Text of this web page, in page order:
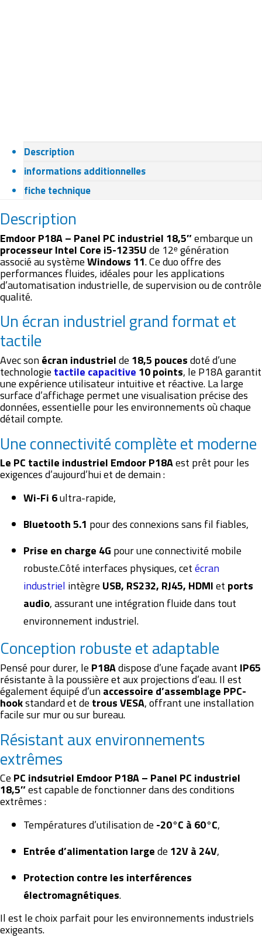
Description
informations additionnelles
fiche technique
Description
Emdoor P18A – Panel PC industriel 18,5″embarque un
processeur Intel Core i5-1235Ude 12ᵉ génération
associé au systèmeWindows 11. Ce duo offre des
performances fluides, idéales pour les applications
d’automatisation industrielle, de supervision ou de contrôle
qualité.
Un écran industriel grand format et
tactile
Avec sonécran industrielde 18,5 poucesdoté d’une
technologie tactile capacitive 10 points, le P18A garantit
une expérience utilisateur intuitive et réactive. La large
surface d’affichage permet une visualisation précise des
données, essentielle pour les environnements où chaque
détail compte.
Une connectivité complète et moderne
Le PC tactile industriel Emdoor P18Aest prêt pour les
exigences d’aujourd’hui et de demain :
Wi-Fi 6ultra-rapide,
Bluetooth 5.1 pour des connexions sans fil fiables,
Prise en charge 4G pour une connectivité mobile
robuste.Côté interfaces physiques, cetécran
industriel intègre USB, RS232, RJ45, HDMIet ports
audio, assurant une intégration fluide dans tout
environnement industriel.
Conception robuste et adaptable
Pensé pour durer, le P18Adispose d’une façade avant IP65
résistante à la poussière et aux projections d’eau. Il est
également équipé d’unaccessoire d’assemblage PPC-
hookstandard et de trous VESA, offrant une installation
facile sur mur ou sur bureau.
Résistant aux environnements
extrêmes
Ce PC indsutriel Emdoor P18A – Panel PC industriel
18,5″est capable de fonctionner dans des conditions
extrêmes :
Températures d’utilisation de -20°C à 60°C,
Entrée d’alimentation largede 12V à 24V,
Protection contre les interférences
électromagnétiques.
Il est le choix parfait pour les environnements industriels
exigeants.